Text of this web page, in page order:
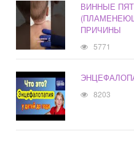
ВИННЫЕ
ПРИЧИНЫ
5771
8203